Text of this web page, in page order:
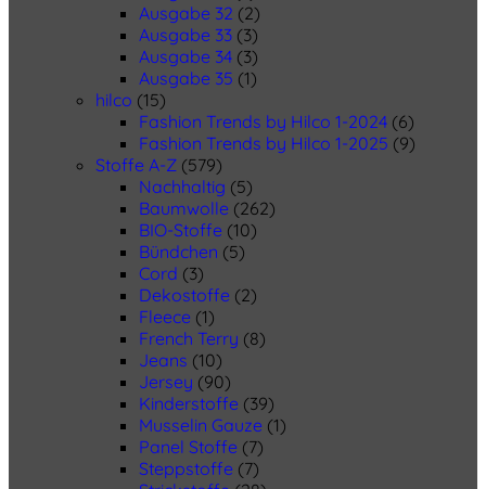
Ausgabe 32 (2)
Ausgabe 33 (3)
Ausgabe 34 (3)
Ausgabe 35 (1)
hilco (15)
Fashion Trends by Hilco 1-2024 (6)
Fashion Trends by Hilco 1-2025 (9)
Stoffe A-Z (579)
Nachhaltig (5)
Baumwolle (262)
BIO-Stoffe (10)
Bündchen (5)
Cord (3)
Dekostoffe (2)
Fleece (1)
French Terry (8)
Jeans (10)
Jersey (90)
Kinderstoffe (39)
Musselin Gauze (1)
Panel Stoffe (7)
Steppstoffe (7)